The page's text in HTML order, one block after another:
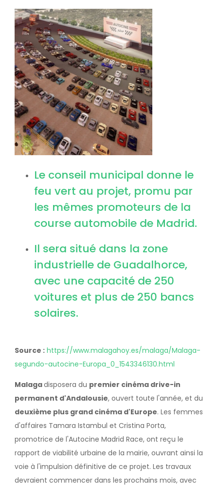
Image
Le conseil municipal donne le
feu vert au projet, promu par
les mêmes promoteurs de la
course automobile de Madrid.
Il sera situé dans la zone
industrielle de Guadalhorce,
avec une capacité de 250
voitures et plus de 250 bancs
solaires.
Source : https://www.malagahoy.es/malaga/Malaga-
segundo-autocine-Europa_0_1543346130.html
Malagadisposera du premier cinéma drive-in
permanent d'Andalousie, ouvert toute l'année, et du
deuxième plus grand cinéma d'Europe. Les femmes
d'affaires Tamara Istambul et Cristina Porta,
promotrice de l'Autocine Madrid Race, ont reçu le
rapport de viabilité urbaine de la mairie, ouvrant ainsi la
voie à l'impulsion définitive de ce projet. Les travaux
devraient commencer dans les prochains mois, avec